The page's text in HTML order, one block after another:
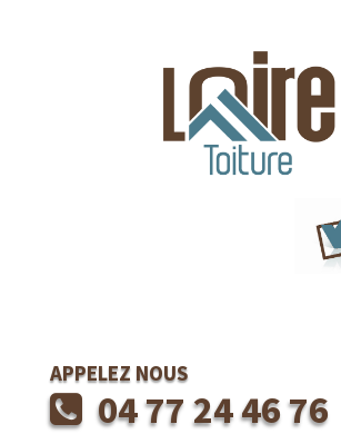
APPELEZ NOUS
04 77 24 46 76